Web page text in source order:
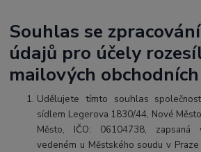
Souhlas se
údajů pro účely
mailových
Udělujete tímto souhlas s
sídlem Legerova 1830/44, Nové
Město, IČO: 06104738, zapsaná
vedeném u Městského soudu v